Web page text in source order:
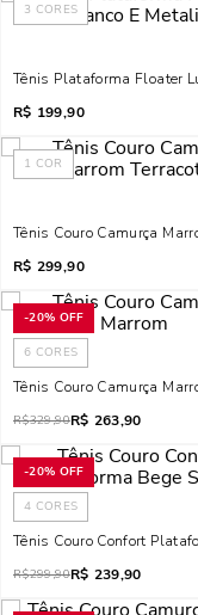
3 CORES
Tênis Plataforma Floater
R$ 199,90
1 COR
Tênis Couro Camurça
R$ 299,90
-20% OFF
6 CORES
Tênis Couro Camurça
R$329,90R$ 263,90
-20% OFF
4 CORES
Tênis Couro Confort
R$299,90R$ 239,90